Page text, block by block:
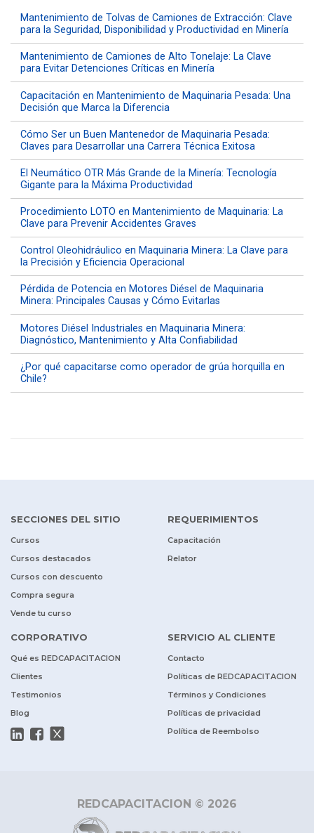
Mantenimiento de Tolvas de Camiones de Extracción: Clave
para la Seguridad, Disponibilidad y Productividad en Minería
Mantenimiento de Camiones de Alto Tonelaje: La Clave
para Evitar Detenciones Críticas en Minería
Capacitación en Mantenimiento de Maquinaria Pesada: Una
Decisión que Marca la Diferencia
Cómo Ser un Buen Mantenedor de Maquinaria Pesada:
Claves para Desarrollar una Carrera Técnica Exitosa
El Neumático OTR Más Grande de la Minería: Tecnología
Gigante para la Máxima Productividad
Procedimiento LOTO en Mantenimiento de Maquinaria: La
Clave para Prevenir Accidentes Graves
Control Oleohidráulico en Maquinaria Minera: La Clave para
la Precisión y Eficiencia Operacional
Pérdida de Potencia en Motores Diésel de Maquinaria
Minera: Principales Causas y Cómo Evitarlas
Motores Diésel Industriales en Maquinaria Minera:
Diagnóstico, Mantenimiento y Alta Confiabilidad
¿Por qué capacitarse como operador de grúa horquilla en
Chile?
SECCIONES DEL SITIO
Cursos
Cursos destacados
Cursos con descuento
Compra segura
Vende tu curso
REQUERIMIENTOS
Capacitación
Relator
CORPORATIVO
Qué es REDCAPACITACION
Clientes
Testimonios
Blog
SERVICIO AL CLIENTE
Contacto
Políticas de REDCAPACITACION
Términos y Condiciones
Políticas de privacidad
Política de Reembolso
REDCAPACITACION © 2026